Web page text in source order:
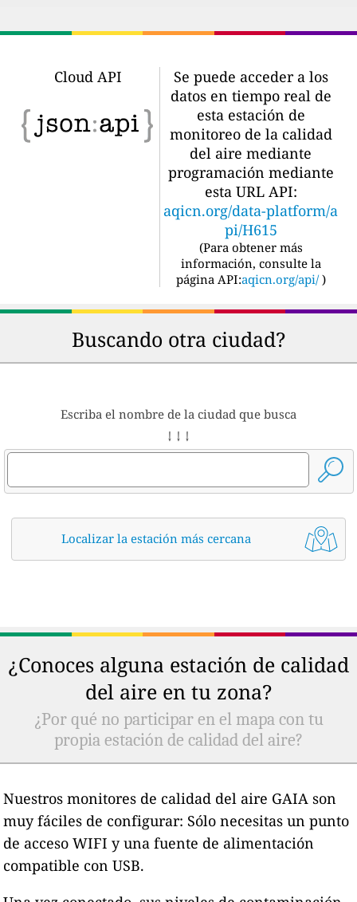
Cloud API
Se puede acceder a los
datos en tiempo real de
esta estación de
monitoreo de la calidad
del aire mediante
programación mediante
esta URL API:
aqicn.org/data-platform/a
pi/H615
(Para obtener más
información, consulte la
página API:aqicn.org/api/ )
Buscando otra ciudad?
Escriba el nombre de la ciudad que busca
↓ ↓ ↓
Localizar la estación más cercana
¿Conoces alguna estación de calidad
del aire en tu zona?
¿Por qué no participar en el mapa con tu
propia estación de calidad del aire?
Nuestros monitores de calidad del aire GAIA son
muy fáciles de configurar: Sólo necesitas un punto
de acceso WIFI y una fuente de alimentación
compatible con USB.